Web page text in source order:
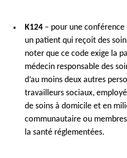
K124– pour une conférence
un patient qui reçoit des
noter que ce code exige la
médecin responsable des
d’au moins deux autres
travailleurs sociaux,
de soins à domicile et en
communautaire ou
la santé réglementées.